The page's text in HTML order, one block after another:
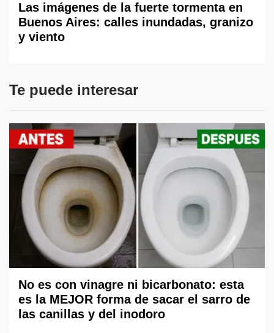
Las imágenes de la fuerte tormenta en
Buenos Aires: calles inundadas, granizo
y viento
Te puede interesar
No es con vinagre ni bicarbonato: esta
es la MEJOR forma de sacar el sarro de
las canillas y del inodoro